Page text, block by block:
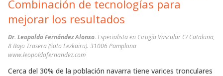
Combinación de tecnologías para
mejorar los resultados
Dr. Leopoldo Fernández Alonso. Especialista en Cirugía Vascular C/ Cataluña,
8 Bajo Trasera (Soto Lezkairu). 31006 Pamplona
www.leopoldofernandez.com
Cerca del 30% de la población navarra tiene varices tronculares